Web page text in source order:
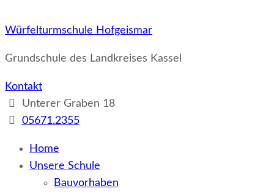
Würfelturmschule Hofgeismar
Grundschule des Landkreises Kassel
Kontakt
Unterer Graben 18
05671.2355
Home
Unsere Schule
Bauvorhaben